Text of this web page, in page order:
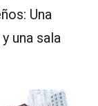
Una
una sala